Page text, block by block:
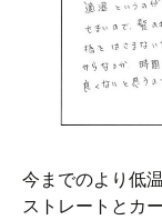
今までのより低
ストレートとカ